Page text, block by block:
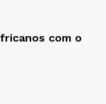
com o